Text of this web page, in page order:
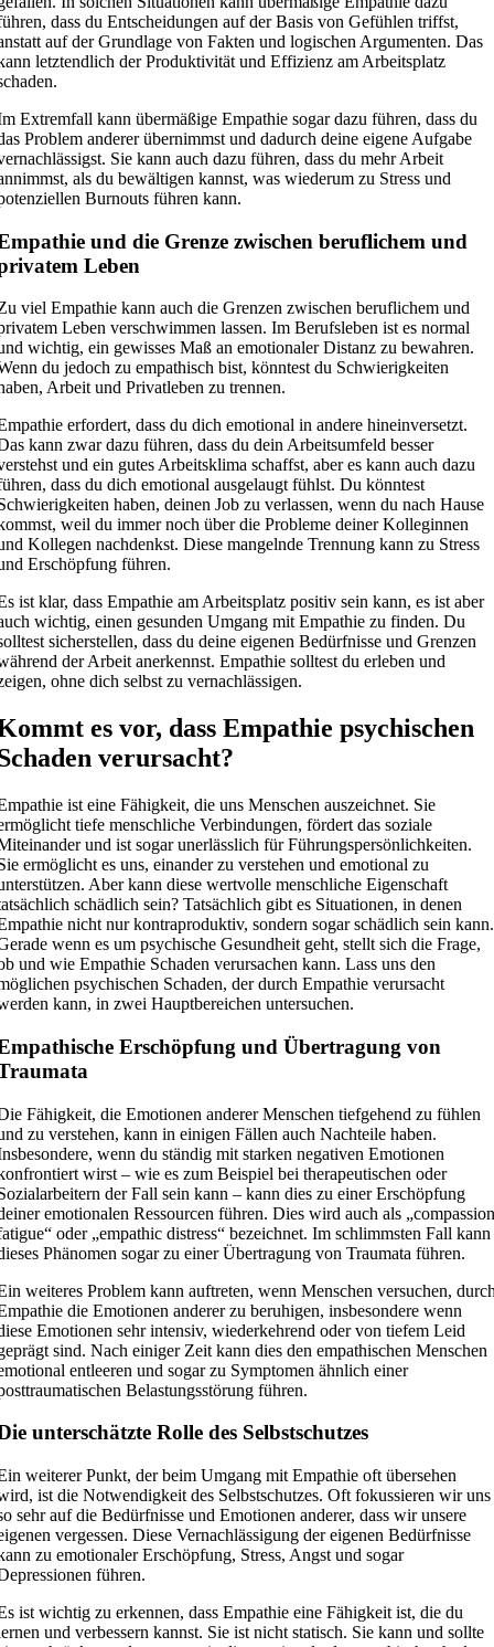
dass du Entscheidungen auf der Basis von Gefühlen triffst,
auf der Grundlage von Fakten und logischen Argumenten. Das
letztendlich der Produktivität und Effizienz am Arbeitsplatz
Extremfall kann übermäßige Empathie sogar dazu führen, dass du
Problem anderer übernimmst und dadurch deine eigene Aufgabe
Sie kann auch dazu führen, dass du mehr Arbeit
als du bewältigen kannst, was wiederum zu Stress und
Burnouts führen kann.
und die Grenze zwischen beruflichem und
Leben
viel Empathie kann auch die Grenzen zwischen beruflichem und
Leben verschwimmen lassen. Im Berufsleben ist es normal
wichtig, ein gewisses Maß an emotionaler Distanz zu bewahren.
du jedoch zu empathisch bist, könntest du Schwierigkeiten
Arbeit und Privatleben zu trennen.
erfordert, dass du dich emotional in andere hineinversetzt.
kann zwar dazu führen, dass du dein Arbeitsumfeld besser
und ein gutes Arbeitsklima schaffst, aber es kann auch dazu
dass du dich emotional ausgelaugt fühlst. Du könntest
haben, deinen Job zu verlassen, wenn du nach Hause
weil du immer noch über die Probleme deiner Kolleginnen
Kollegen nachdenkst. Diese mangelnde Trennung kann zu Stress
Erschöpfung führen.
ist klar, dass Empathie am Arbeitsplatz positiv sein kann, es ist aber
wichtig, einen gesunden Umgang mit Empathie zu finden. Du
sicherstellen, dass du deine eigenen Bedürfnisse und Grenzen
der Arbeit anerkennst. Empathie solltest du erleben und
ohne dich selbst zu vernachlässigen.
es vor, dass Empathie psychischen
verursacht?
ist eine Fähigkeit, die uns Menschen auszeichnet. Sie
tiefe menschliche Verbindungen, fördert das soziale
und ist sogar unerlässlich für Führungspersönlichkeiten.
ermöglicht es uns, einander zu verstehen und emotional zu
Aber kann diese wertvolle menschliche Eigenschaft
schädlich sein? Tatsächlich gibt es Situationen, in denen
nicht nur kontraproduktiv, sondern sogar schädlich sein kann.
wenn es um psychische Gesundheit geht, stellt sich die Frage,
und wie Empathie Schaden verursachen kann. Lass uns den
psychischen Schaden, der durch Empathie verursacht
kann, in zwei Hauptbereichen untersuchen.
Erschöpfung und Übertragung von
Fähigkeit, die Emotionen anderer Menschen tiefgehend zu fühlen
zu verstehen, kann in einigen Fällen auch Nachteile haben.
wenn du ständig mit starken negativen Emotionen
wirst – wie es zum Beispiel bei therapeutischen oder
der Fall sein kann – kann dies zu einer Erschöpfung
emotionalen Ressourcen führen. Dies wird auch als
oder „empathic distress“ bezeichnet. Im schlimmsten Fall kann
Phänomen sogar zu einer Übertragung von Traumata führen.
weiteres Problem kann auftreten, wenn Menschen versuchen,
die Emotionen anderer zu beruhigen, insbesondere wenn
Emotionen sehr intensiv, wiederkehrend oder von tiefem Leid
sind. Nach einiger Zeit kann dies den empathischen Menschen
entleeren und sogar zu Symptomen ähnlich einer
Belastungsstörung führen.
unterschätzte Rolle des Selbstschutzes
weiterer Punkt, der beim Umgang mit Empathie oft übersehen
ist die Notwendigkeit des Selbstschutzes. Oft fokussieren wir uns
sehr auf die Bedürfnisse und Emotionen anderer, dass wir unsere
vergessen. Diese Vernachlässigung der eigenen Bedürfnisse
zu emotionaler Erschöpfung, Stress, Angst und sogar
führen.
ist wichtig zu erkennen, dass Empathie eine Fähigkeit ist, die du
und verbessern kannst. Sie ist nicht statisch. Sie kann und sollte